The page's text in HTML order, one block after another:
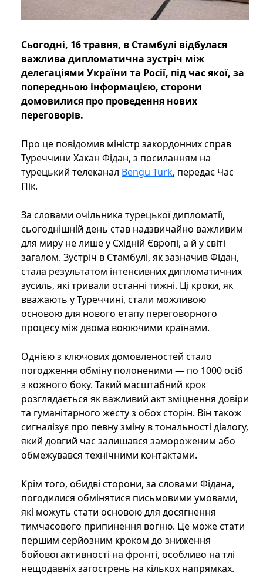
Сьогодні, 16 травня, в Стамбулі відбулася
важлива дипломатична зустріч між
делегаціями України та Росії, під час якої, за
попередньою інформацією, сторони
домовилися про проведення нових
переговорів.
Про це повідомив міністр закордонних справ
Туреччини Хакан Фідан, з посиланням на
турецький телеканал Bengu Turk, передає Час
Пік.
За словами очільника турецької дипломатії,
сьогоднішній день став надзвичайно важливим
для миру не лише у Східній Європі, а й у світі
загалом. Зустріч в Стамбулі, як зазначив Фідан,
стала результатом інтенсивних дипломатичних
зусиль, які тривали останні тижні. Ці кроки, як
вважають у Туреччині, стали можливою
основою для нового етапу переговорного
процесу між двома воюючими країнами.
Однією з ключових домовленостей стало
погодження обміну полоненими — по 1000 осіб
з кожного боку. Такий масштабний крок
розглядається як важливий акт зміцнення довіри
та гуманітарного жесту з обох сторін. Він також
сигналізує про певну зміну в тональності діалогу,
який довгий час залишався замороженим або
обмежувався технічними контактами.
Крім того, обидві сторони, за словами Фідана,
погодилися обмінятися письмовими умовами,
які можуть стати основою для досягнення
тимчасового припинення вогню. Це може стати
першим серйозним кроком до зниження
бойової активності на фронті, особливо на тлі
нещодавніх загострень на кількох напрямках.